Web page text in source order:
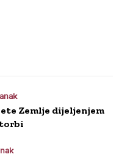
Zemlje dijeljenjem